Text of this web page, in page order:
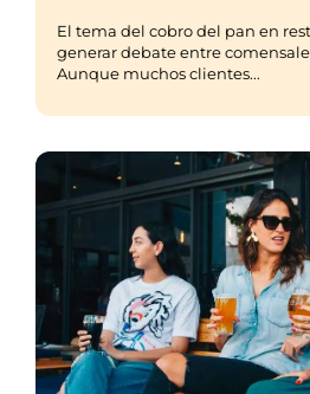
El tema del cobro del pan en
generar debate entre
Aunque muchos clientes...